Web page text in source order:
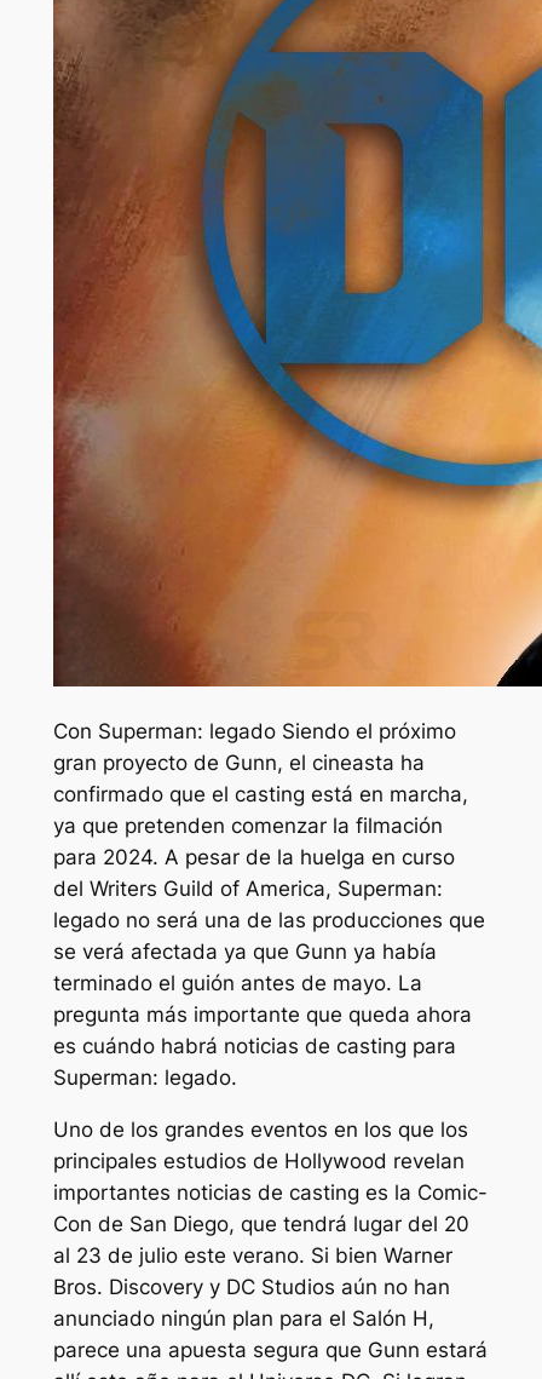
Con Superman: legadoSiendo el próximo
gran proyecto de Gunn, el cineasta ha
confirmado que el casting está en marcha,
ya que pretenden comenzar la filmación
para 2024. A pesar de la huelga en curso
del Writers Guild of America, Superman:
legadono será una de las producciones que
se verá afectada ya que Gunn ya había
terminado el guión antes de mayo. La
pregunta más importante que queda ahora
es cuándo habrá noticias de casting para
Superman: legado.
Uno de los grandes eventos en los que los
principales estudios de Hollywood revelan
importantes noticias de casting es la Comic-
Con de San Diego, que tendrá lugar del 20
al 23 de julio este verano. Si bien Warner
Bros. Discovery y DC Studios aún no han
anunciado ningún plan para el Salón H,
parece una apuesta segura que Gunn estará